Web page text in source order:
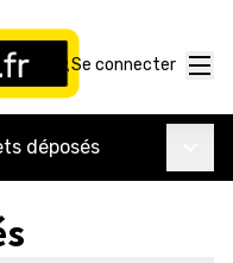
Se connecter
déposés